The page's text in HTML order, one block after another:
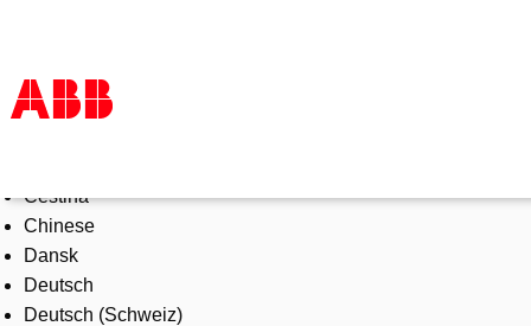
Products & Solutions
Industries
Services
About us
Where to buy
Čeština
Chinese
Dansk
Deutsch
Deutsch (Schweiz)